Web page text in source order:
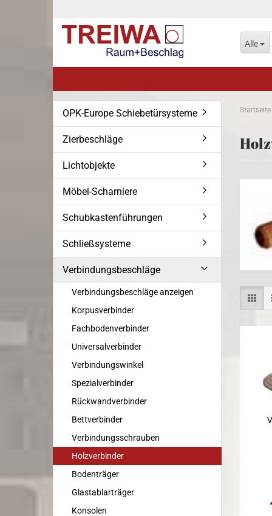
Alle
Startseite
OPK-Europe Schiebetürsysteme
Zierbeschläge
Lichtobjekte
Möbel-Scharniere
Schubkastenführungen
Schließsysteme
Verbindungsbeschläge
Verbindungsbeschläge anzeigen
Korpusverbinder
Fachbodenverbinder
Universalverbinder
Verbindungswinkel
Spezialverbinder
Rückwandverbinder
Bettverbinder
Verbindungsschrauben
Holzverbinder
Bodenträger
Glastablarträger
Konsolen